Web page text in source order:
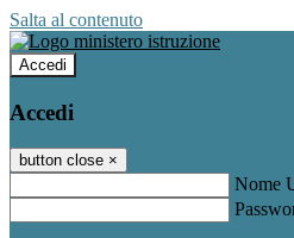
Salta al contenuto
Accedi
Accedi
button close ×
Nome